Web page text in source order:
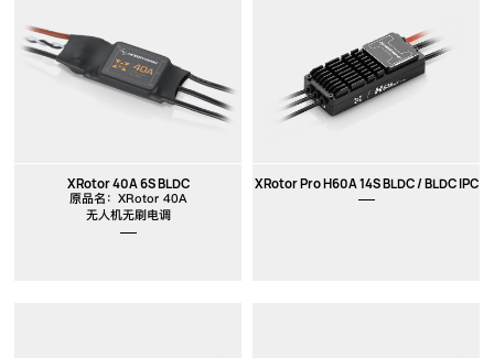
XRotor 40A 6S BLDC
原品名：XRotor 40A
无人机无刷电调
XRotor Pro H60A 14S BLDC / BLDC IPC